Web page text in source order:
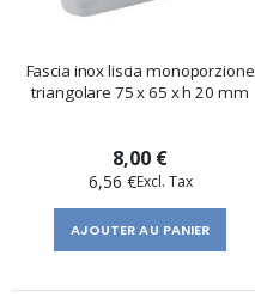
Fascia inox liscia monoporzione
triangolare 75 x 65 x h 20 mm
8,00 €
6,56 €
AJOUTER AU PANIER